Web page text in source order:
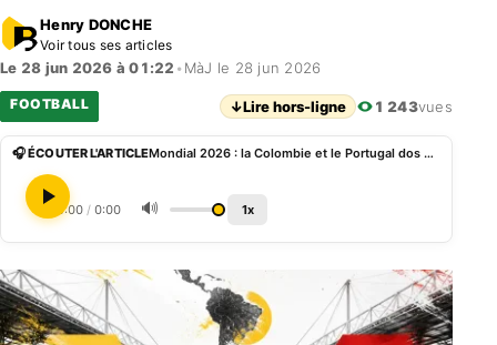
Henry DONCHE
Voir tous ses articles
Le 28 jun 2026 à 01:22 • MàJ le 28 jun 2026
FOOTBALL ↓Lire hors-ligne 1 243vues
🎧 ÉCOUTER L'ARTICLE Mondial 2026 : la Colombie et le Portugal dos à dos à la pause (0-0)
0:00 / 0:00 🔊 1x